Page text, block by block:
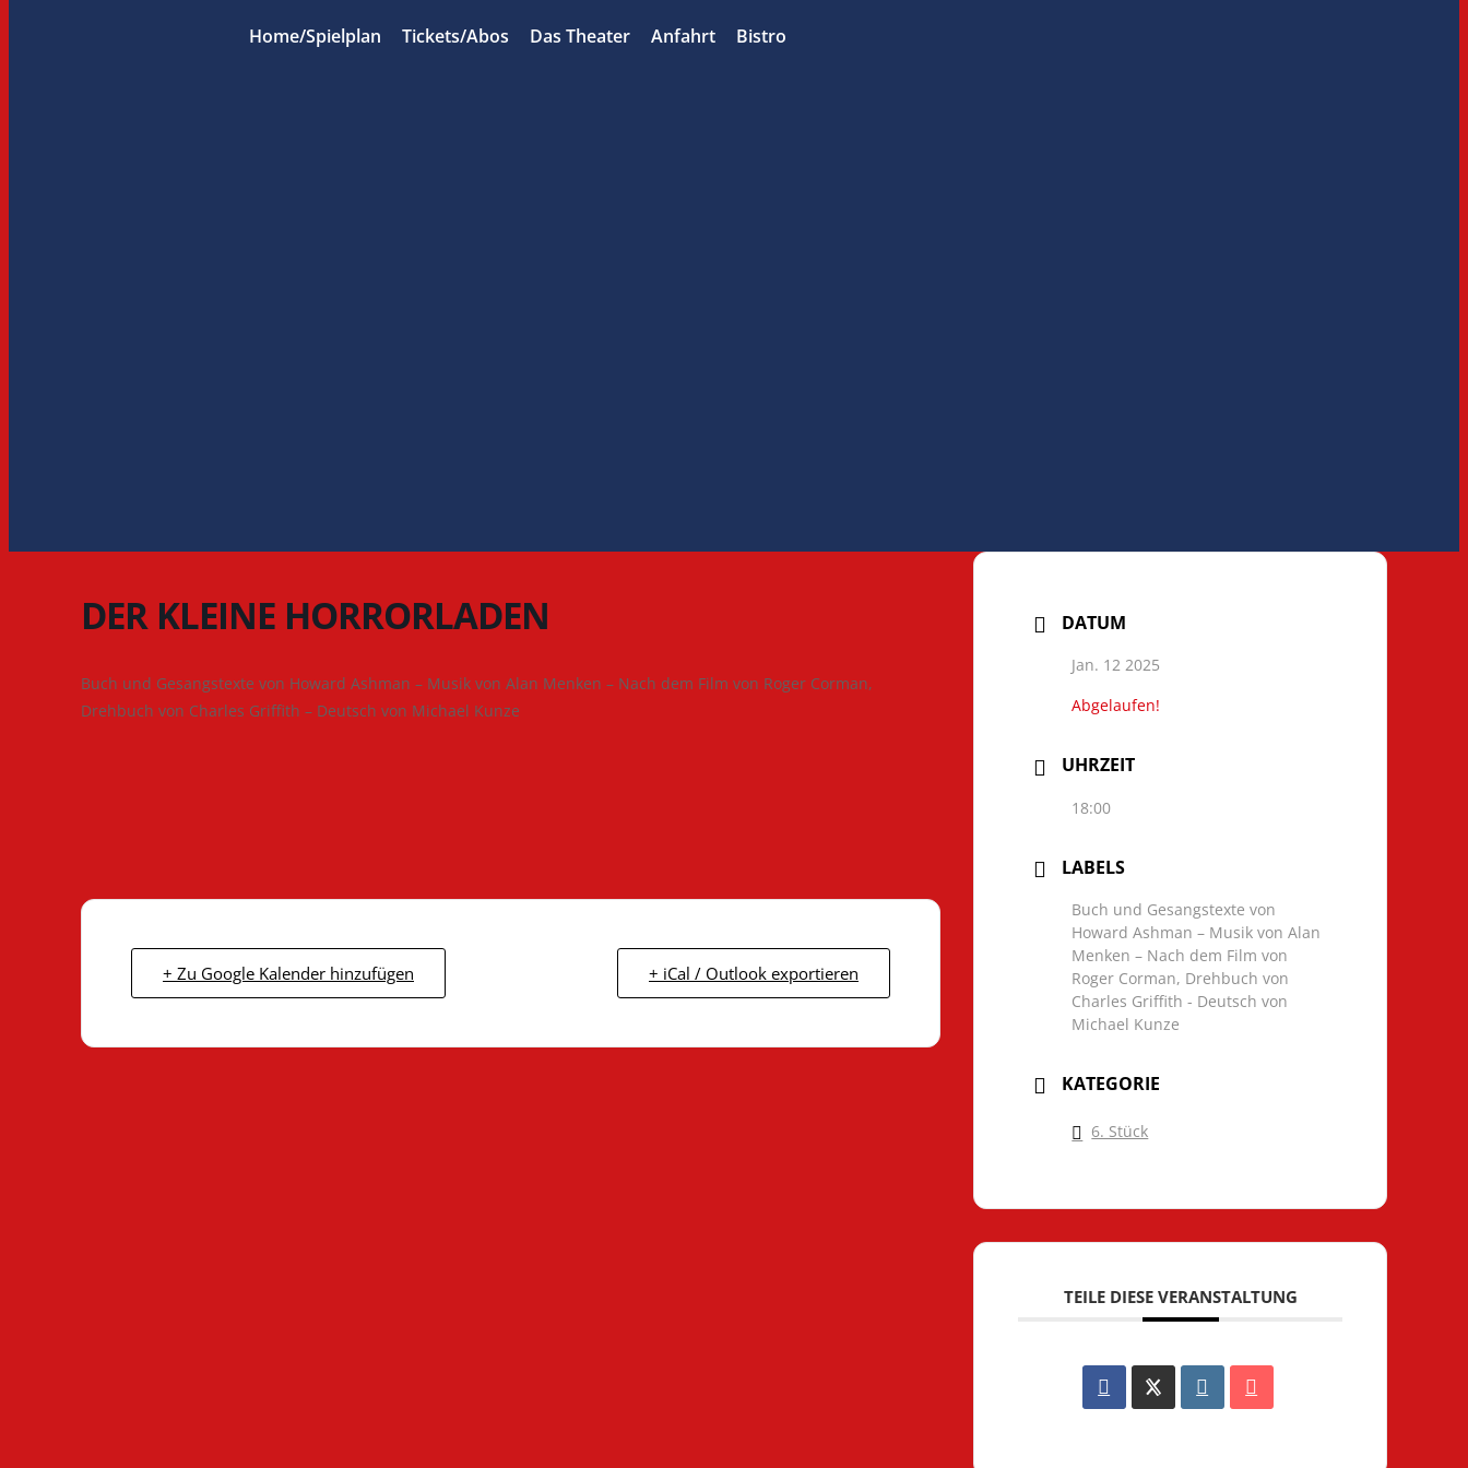
Home/Spielplan Tickets/Abos Das Theater Anfahrt Bistro
DER KLEINE HORRORLADEN
Buch und Gesangstexte von Howard Ashman – Musik von Alan Menken – Nach dem Film von Roger Corman,
Drehbuch von Charles Griffith – Deutsch von Michael Kunze
+ Zu Google Kalender hinzufügen + iCal / Outlook exportieren
DATUM
Jan. 12 2025
Abgelaufen!
UHRZEIT
18:00
LABELS
Buch und Gesangstexte von
Howard Ashman – Musik von Alan
Menken – Nach dem Film von
Roger Corman, Drehbuch von
Charles Griffith - Deutsch von
Michael Kunze
KATEGORIE
6. Stück
TEILE DIESE VERANSTALTUNG